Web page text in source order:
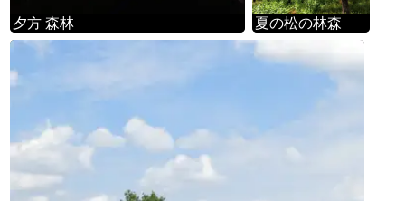
夕方 森林 夏の松の林森